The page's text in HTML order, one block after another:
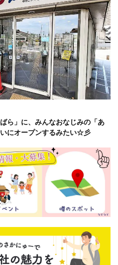
ら」に、みんなおなじみの「あ
にオープンするみたい☆彡